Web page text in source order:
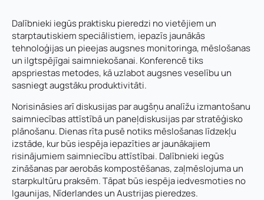
Dalībnieki iegūs praktisku pieredzi no vietējiem un
starptautiskiem speciālistiem, iepazīs jaunākās
tehnoloģijas un pieejas augsnes monitoringa, mēslošanas
un ilgtspējīgai saimniekošanai. Konferencē tiks
apspriestas metodes, kā uzlabot augsnes veselību un
sasniegt augstāku produktivitāti.
Norisināsies arī diskusijas par augšņu analīžu izmantošanu
saimniecības attīstībā un paneļdiskusijas par stratēģisko
plānošanu. Dienas rīta pusē notiks mēslošanas līdzekļu
izstāde, kur būs iespēja iepazīties ar jaunākajiem
risinājumiem saimniecību attīstībai. Dalībnieki iegūs
zināšanas par aerobās kompostēšanas, zaļmēslojuma un
starpkultūru praksēm. Tāpat būs iespēja iedvesmoties no
Igaunijas, Nīderlandes un Austrijas pieredzes.